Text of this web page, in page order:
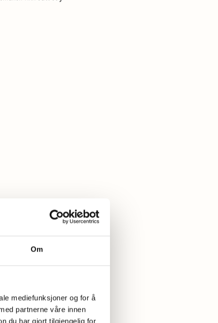
Om
mediefunksjoner og for å
partnerne våre innen
du har gjort tilgjengelig for